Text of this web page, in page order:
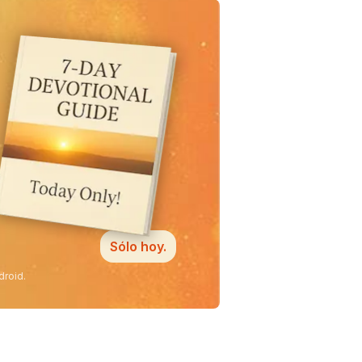
Sólo hoy.